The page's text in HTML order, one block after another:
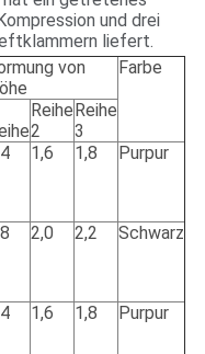
und drei
liefert.
von
Farbe
Reihe
2
Reihe
3
1,6 1,8 Purpur
2,0 2,2 Schwarz
1,6 1,8 Purpur